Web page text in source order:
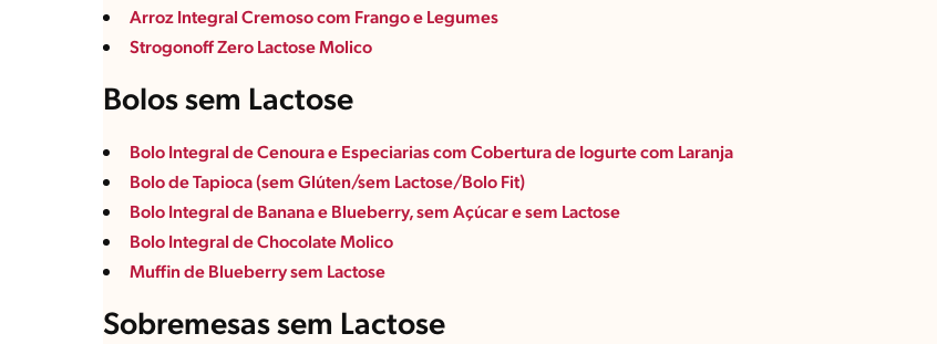
Arroz Integral Cremoso com Frango e Legumes
Strogonoff Zero Lactose Molico
Bolos sem Lactose
Bolo Integral de Cenoura e Especiarias com Cobertura de Iogurte com Laranja
Bolo de Tapioca (sem Glúten/sem Lactose/Bolo Fit)
Bolo Integral de Banana e Blueberry, sem Açúcar e sem Lactose
Bolo Integral de Chocolate Molico
Muffin de Blueberry sem Lactose
Sobremesas sem Lactose